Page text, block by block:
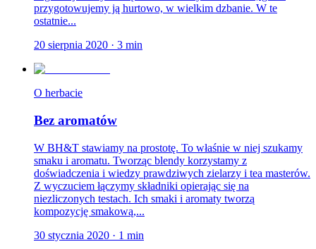
przygotowujemy ją hurtowo, w wielkim dzbanie. W te
ostatnie...
20 sierpnia 2020 · 3 min
O herbacie
Bez aromatów
W BH&T stawiamy na prostotę. To właśnie w niej szukamy
smaku i aromatu. Tworząc blendy korzystamy z
doświadczenia i wiedzy prawdziwych zielarzy i tea masterów.
Z wyczuciem łączymy składniki opierając się na
niezliczonych testach. Ich smaki i aromaty tworzą
kompozycję smakową,...
30 stycznia 2020 · 1 min